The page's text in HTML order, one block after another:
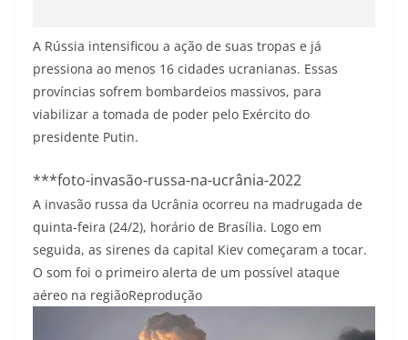
A Rússia intensificou a ação de suas tropas e já
pressiona ao menos 16 cidades ucranianas. Essas
províncias sofrem bombardeios massivos, para
viabilizar a tomada de poder pelo Exército do
presidente Putin.
***foto-invasão-russa-na-ucrânia-2022
A invasão russa da Ucrânia ocorreu na madrugada de
quinta-feira (24/2), horário de Brasília. Logo em
seguida, as sirenes da capital Kiev começaram a tocar.
O som foi o primeiro alerta de um possível ataque
aéreo na regiãoReprodução